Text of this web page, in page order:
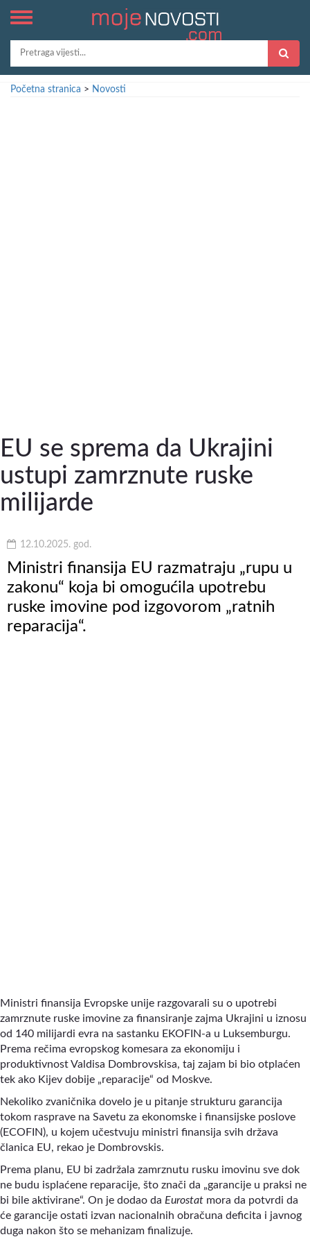
Početna stranica > Novosti
EU se sprema da Ukrajini
ustupi zamrznute ruske
milijarde
12.10.2025. god.
Ministri finansija EU razmatraju „rupu u
zakonu“ koja bi omogućila upotrebu
ruske imovine pod izgovorom „ratnih
reparacija“.
Ministri finansija Evropske unije razgovarali su o upotrebi
zamrznute ruske imovine za finansiranje zajma Ukrajini u iznosu
od 140 milijardi evra na sastanku EKOFIN-a u Luksemburgu.
Prema rečima evropskog komesara za ekonomiju i
produktivnost Valdisa Dombrovskisa, taj zajam bi bio otplaćen
tek ako Kijev dobije „reparacije“ od Moskve.
Nekoliko zvaničnika dovelo je u pitanje strukturu garancija
tokom rasprave na Savetu za ekonomske i finansijske poslove
(ECOFIN), u kojem učestvuju ministri finansija svih država
članica EU, rekao je Dombrovskis.
Prema planu, EU bi zadržala zamrznutu rusku imovinu sve dok
ne budu isplaćene reparacije, što znači da „garancije u praksi ne
bi bile aktivirane“. On je dodao da Eurostat mora da potvrdi da
će garancije ostati izvan nacionalnih obračuna deficita i javnog
duga nakon što se mehanizam finalizuje.